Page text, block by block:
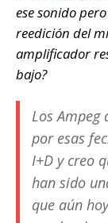
ese sonido
reedición del
amplificador
bajo?
Los Ampeg
por esas
I+D y creo
han sido
que aún